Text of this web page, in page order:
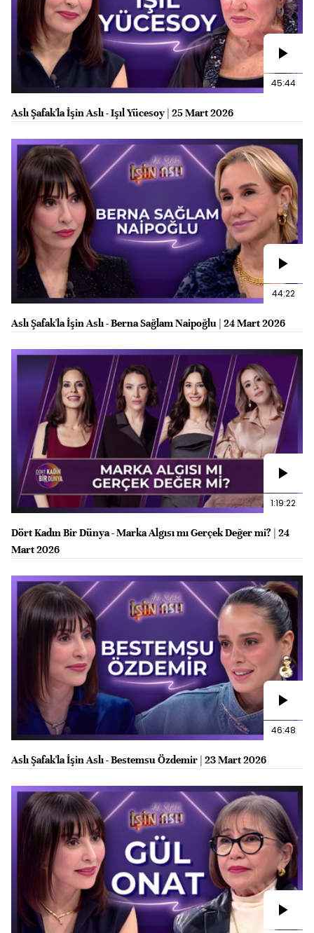
45:44
Aslı Şafak'la İşin Aslı - Işıl Yücesoy | 25 Mart 2026
44:22
Aslı Şafak'la İşin Aslı - Berna Sağlam Naipoğlu | 24 Mart 2026
1:19:22
Dört Kadın Bir Dünya - Marka Algısı mı Gerçek Değer mi? | 24
Mart 2026
46:48
Aslı Şafak'la İşin Aslı - Bestemsu Özdemir | 23 Mart 2026